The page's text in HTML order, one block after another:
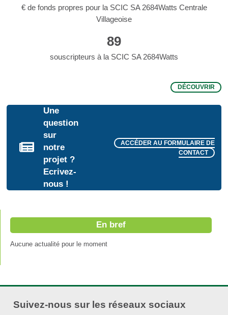
€ de fonds propres pour la SCIC SA 2684Watts Centrale
Villageoise
89
souscripteurs à la SCIC SA 2684Watts
DÉCOUVRIR
Une
question
sur
notre
projet ?
Ecrivez-
nous !
ACCÉDER AU FORMULAIRE DE
CONTACT
En bref
Aucune actualité pour le moment
Suivez-nous sur les réseaux sociaux